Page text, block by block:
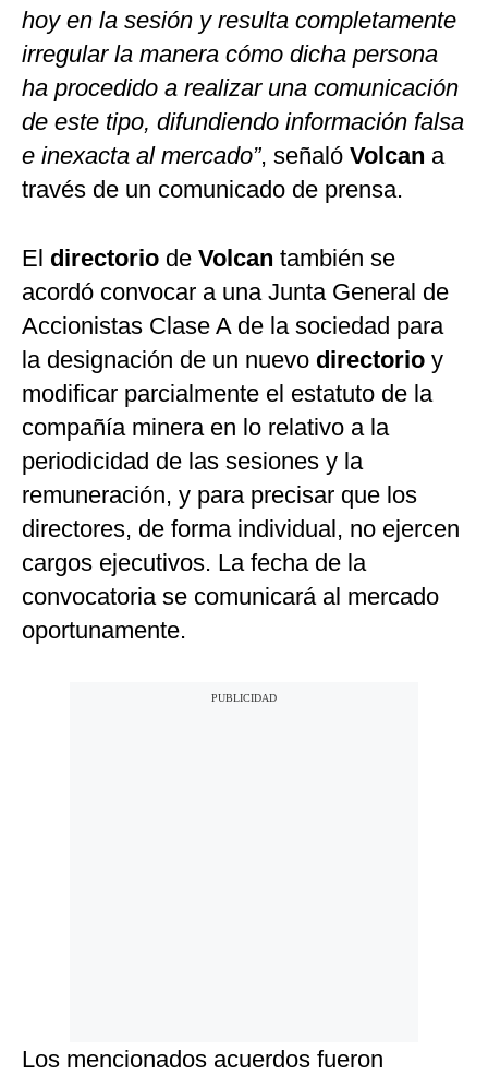
hoy en la sesión y resulta completamente
irregular la manera cómo dicha persona
ha procedido a realizar una comunicación
de este tipo, difundiendo información falsa
e inexacta al mercado”, señaló Volcan a
través de un comunicado de prensa.
El directorio de Volcan también se
acordó convocar a una Junta General de
Accionistas Clase A de la sociedad para
la designación de un nuevo directorio y
modificar parcialmente el estatuto de la
compañía minera en lo relativo a la
periodicidad de las sesiones y la
remuneración, y para precisar que los
directores, de forma individual, no ejercen
cargos ejecutivos. La fecha de la
convocatoria se comunicará al mercado
oportunamente.
Los mencionados acuerdos fueron